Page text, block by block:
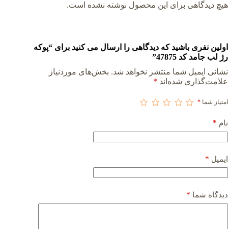
هیچ دیدگاهی برای این محصول نوشته نشده است.
اولین نفری باشید که دیدگاهی را ارسال می کنید برای “پوکه
رژ لب جامد کد 47875”
نشانی ایمیل شما منتشر نخواهد شد. بخش‌های موردنیاز
علامت‌گذاری شده‌اند *
امتیاز شما *
نام *
ایمیل *
دیدگاه شما *